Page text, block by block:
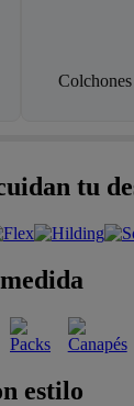
Colchones
tu
estilo